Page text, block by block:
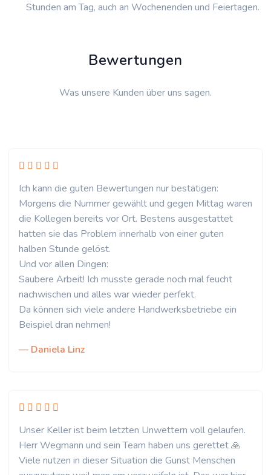
Stunden am Tag, auch an Wochenenden und Feiertagen.
Bewertungen
Was unsere Kunden über uns sagen.
Ich kann die guten Bewertungen nur bestätigen:
Morgens die Nummer gewählt und gegen Mittag waren
die Kollegen bereits vor Ort. Bestens ausgestattet
hatten sie das Problem innerhalb von einer guten
halben Stunde gelöst.
Und vor allen Dingen:
Saubere Arbeit! Ich musste gerade noch mal feucht
nachwischen und alles war wieder perfekt.
Da können sich viele andere Handwerksbetriebe ein
Beispiel dran nehmen!
— Daniela Linz
Unser Keller ist beim letzten Unwettern voll gelaufen.
Herr Wegmann und sein Team haben uns gerettet 🙏
Viele nutzen in dieser Situation die Gunst Menschen